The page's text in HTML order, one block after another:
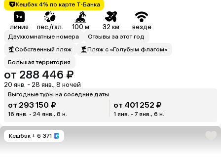
Кешбэк 4% по карте Т-Банка
линия пес./гал. 100 м 32 км везде
Двухкомнатные номера
Отзывы за этот год
Собственный пляж
Пляж с «Голубым флагом»
Большая территория
от 288 446 ₽
20 янв. - 28 янв., 8 ночей
Выгодные туры на соседние даты
от 293 150 ₽
16 янв. - 24 янв., 8 н.
от 401 252 ₽
1 янв. - 7 янв., 6 н.
Кешбэк + 6 371